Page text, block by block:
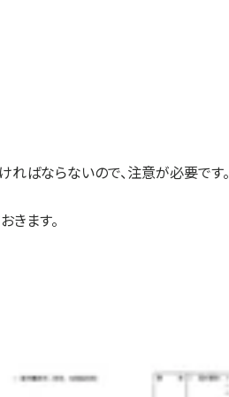
ばならないので、注意が必要です。
ます。